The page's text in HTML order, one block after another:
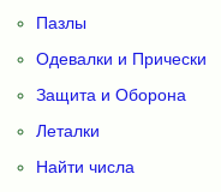
Пазлы
Одевалки и Прически
Защита и Оборона
Леталки
Найти числа